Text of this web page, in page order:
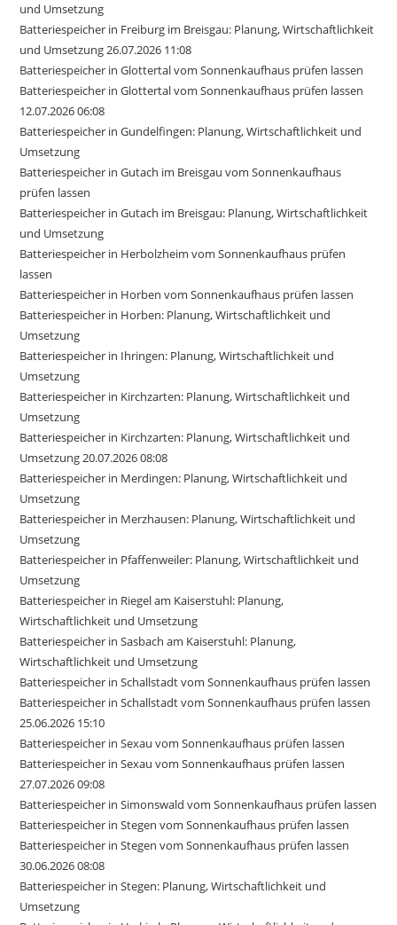
und Umsetzung
Batteriespeicher in Freiburg im Breisgau: Planung, Wirtschaftlichkeit
und Umsetzung 26.07.2026 11:08
Batteriespeicher in Glottertal vom Sonnenkaufhaus prüfen lassen
Batteriespeicher in Glottertal vom Sonnenkaufhaus prüfen lassen
12.07.2026 06:08
Batteriespeicher in Gundelfingen: Planung, Wirtschaftlichkeit und
Umsetzung
Batteriespeicher in Gutach im Breisgau vom Sonnenkaufhaus
prüfen lassen
Batteriespeicher in Gutach im Breisgau: Planung, Wirtschaftlichkeit
und Umsetzung
Batteriespeicher in Herbolzheim vom Sonnenkaufhaus prüfen
lassen
Batteriespeicher in Horben vom Sonnenkaufhaus prüfen lassen
Batteriespeicher in Horben: Planung, Wirtschaftlichkeit und
Umsetzung
Batteriespeicher in Ihringen: Planung, Wirtschaftlichkeit und
Umsetzung
Batteriespeicher in Kirchzarten: Planung, Wirtschaftlichkeit und
Umsetzung
Batteriespeicher in Kirchzarten: Planung, Wirtschaftlichkeit und
Umsetzung 20.07.2026 08:08
Batteriespeicher in Merdingen: Planung, Wirtschaftlichkeit und
Umsetzung
Batteriespeicher in Merzhausen: Planung, Wirtschaftlichkeit und
Umsetzung
Batteriespeicher in Pfaffenweiler: Planung, Wirtschaftlichkeit und
Umsetzung
Batteriespeicher in Riegel am Kaiserstuhl: Planung,
Wirtschaftlichkeit und Umsetzung
Batteriespeicher in Sasbach am Kaiserstuhl: Planung,
Wirtschaftlichkeit und Umsetzung
Batteriespeicher in Schallstadt vom Sonnenkaufhaus prüfen lassen
Batteriespeicher in Schallstadt vom Sonnenkaufhaus prüfen lassen
25.06.2026 15:10
Batteriespeicher in Sexau vom Sonnenkaufhaus prüfen lassen
Batteriespeicher in Sexau vom Sonnenkaufhaus prüfen lassen
27.07.2026 09:08
Batteriespeicher in Simonswald vom Sonnenkaufhaus prüfen lassen
Batteriespeicher in Stegen vom Sonnenkaufhaus prüfen lassen
Batteriespeicher in Stegen vom Sonnenkaufhaus prüfen lassen
30.06.2026 08:08
Batteriespeicher in Stegen: Planung, Wirtschaftlichkeit und
Umsetzung